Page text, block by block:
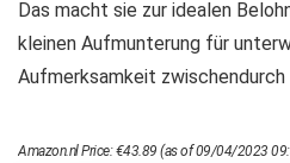
Das macht sie zur idealen
kleinen Aufmunterung für
Aufmerksamkeit zwischendurch
Amazon.nl Price:€43.89 (as of 09/04/2023